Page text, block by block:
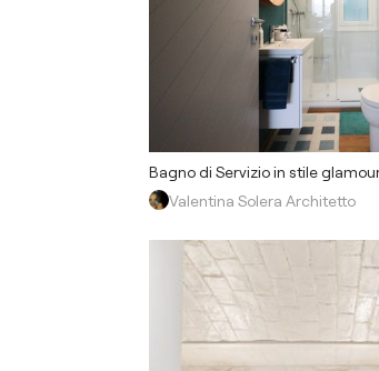
Bagno di Servizio in stile
Valentina Solera Architetto